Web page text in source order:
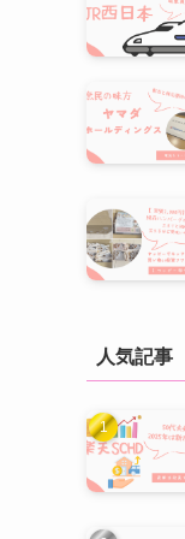
人気記事